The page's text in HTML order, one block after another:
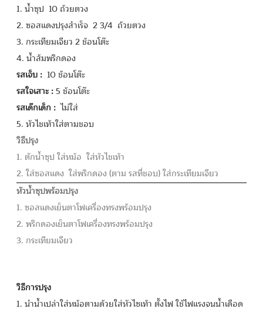
1. น้ำซุป 10 ถ้วยตวง
2. ซอสแดงปรุงสำเร็จ 2 3/4 ถ้วยตวง
3. กระเทียมเจียว 2 ช้อนโต๊ะ
4. น้ำส้มพริกดอง
รสเจ็บ : 10 ช้อนโต๊ะ
รสใจเสาะ :5 ช้อนโต๊ะ
รสเด๊กเด็ก :ไม่ใส่
5. หัวไชเท้าใส่ตามชอบ
วิธีปรุง
1. ตักน้ำซุป ใส่หม้อ ใส่หัวไชเท้า
2. ใส่ซอสแดง ใส่พริกดอง (ตาม รสที่ชอบ) ใส่กระเทียมเจียว
หัวน้ำซุปพร้อมปรุง
1. ซอสแดงเย็นตาโฟเครื่องทรงพร้อมปรุง
2. พริกดองเย็นตาโฟเครื่องทรงพร้อมปรุง
3. กระเทียมเจียว
วิธีการปรุง
1. นำน้ำเปล่าใส่หม้อตามด้วยใส่หัวไซเท้า ตั้งไฟ ใช้ไฟแรงจนน้ำเดือด